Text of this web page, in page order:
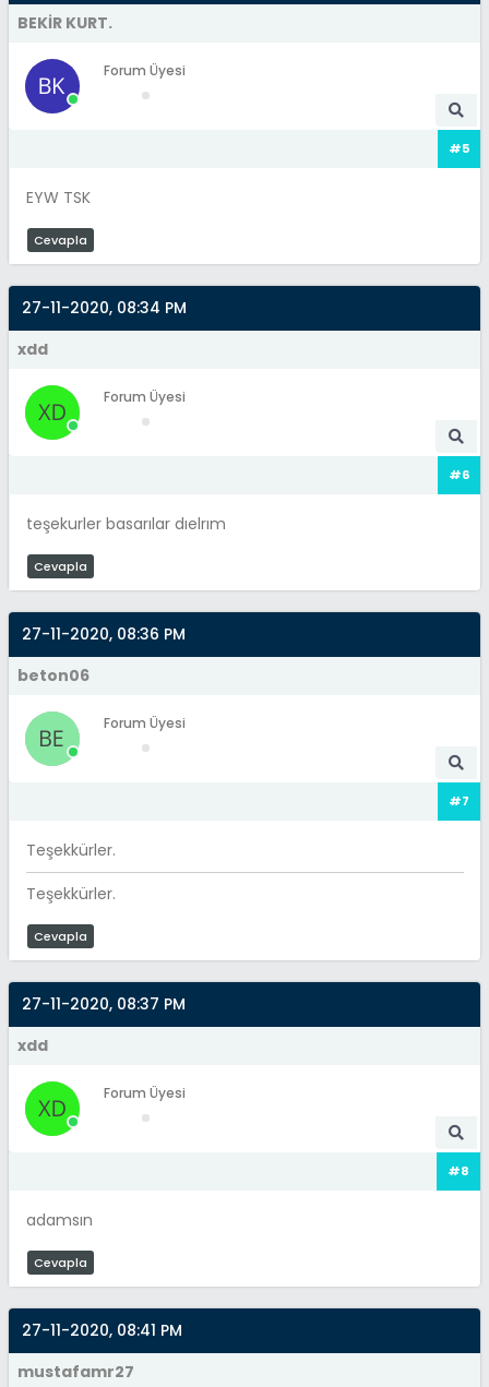
BEKİR KURT.
Forum Üyesi
#5
EYW TSK
Cevapla
27-11-2020, 08:34 PM
xdd
Forum Üyesi
#6
teşekurler basarılar dıelrım
Cevapla
27-11-2020, 08:36 PM
beton06
Forum Üyesi
#7
Teşekkürler.
Teşekkürler.
Cevapla
27-11-2020, 08:37 PM
xdd
Forum Üyesi
#8
adamsın
Cevapla
27-11-2020, 08:41 PM
mustafamr27